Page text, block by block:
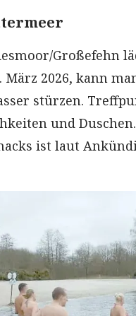
Großefehn
März 2026, kann
stürzen.
und
ist laut